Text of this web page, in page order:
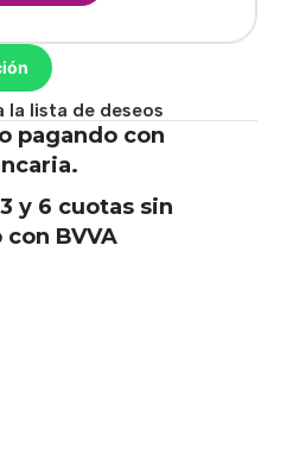
la lista de deseos
pagando con
y 6 cuotas sin
BVVA